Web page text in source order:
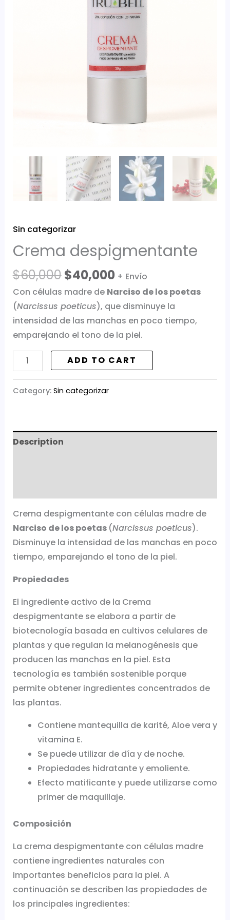
Sin categorizar
Crema despigmentante
$60,000$40,000 + Envío
Con células madre de Narciso de los poetas
(Narcissus poeticus), que disminuye la
intensidad de las manchas en poco tiempo,
emparejando el tono de la piel.
ADD TO CART
Category: Sin categorizar
Description
Crema despigmentante con células madre de
Narciso de los poetas (Narcissus poeticus).
Disminuye la intensidad de las manchas en poco
tiempo, emparejando el tono de la piel.
Propiedades
El ingrediente activo de la Crema
despigmentante se elabora a partir de
biotecnología basada en cultivos celulares de
plantas y que regulan la melanogénesis que
producen las manchas en la piel. Esta
tecnología es también sostenible porque
permite obtener ingredientes concentrados de
las plantas.
Contiene mantequilla de karité, Aloe vera y
vitamina E.
Se puede utilizar de día y de noche.
Propiedades hidratante y emoliente.
Efecto matificante y puede utilizarse como
primer de maquillaje.
Composición
La crema despigmentante con células madre
contiene ingredientes naturales con
importantes beneficios para la piel. A
continuación se describen las propiedades de
los principales ingredientes: